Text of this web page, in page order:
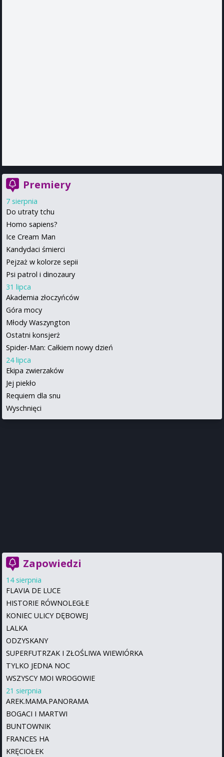
Premiery
7 sierpnia
Do utraty tchu
Homo sapiens?
Ice Cream Man
Kandydaci śmierci
Pejzaż w kolorze sepii
Psi patrol i dinozaury
31 lipca
Akademia złoczyńców
Góra mocy
Młody Waszyngton
Ostatni konsjerż
Spider-Man: Całkiem nowy dzień
24 lipca
Ekipa zwierzaków
Jej piekło
Requiem dla snu
Wyschnięci
Zapowiedzi
14 sierpnia
FLAVIA DE LUCE
HISTORIE RÓWNOLEGŁE
KONIEC ULICY DĘBOWEJ
LALKA
ODZYSKANY
SUPERFUTRZAK I ZŁOŚLIWA WIEWIÓRKA
TYLKO JEDNA NOC
WSZYSCY MOI WROGOWIE
21 sierpnia
AREK.MAMA.PANORAMA
BOGACI I MARTWI
BUNTOWNIK
FRANCES HA
KRĘCIOŁEK